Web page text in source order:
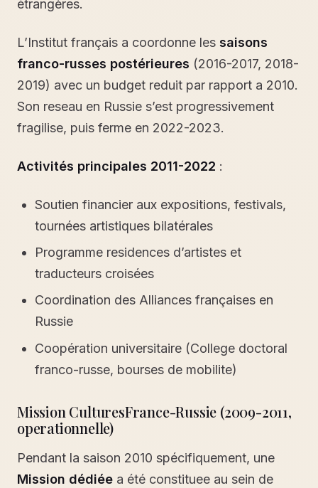
étrangères.
L’Institut français a coordonne les saisons
franco-russes postérieures (2016-2017, 2018-
2019) avec un budget reduit par rapport a 2010.
Son reseau en Russie s’est progressivement
fragilise, puis ferme en 2022-2023.
Activités principales 2011-2022 :
Soutien financier aux expositions, festivals,
tournées artistiques bilatérales
Programme residences d’artistes et
traducteurs croisées
Coordination des Alliances françaises en
Russie
Coopération universitaire (College doctoral
franco-russe, bourses de mobilite)
Mission CulturesFrance-Russie (2009-2011,
operationnelle)
Pendant la saison 2010 spécifiquement, une
Mission dédiée a été constituee au sein de